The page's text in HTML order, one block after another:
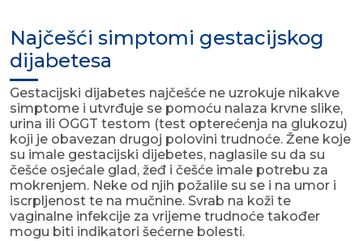
Najčešći simptomi gestacijskog
dijabetesa
Gestacijski dijabetes najčešće ne uzrokuje nikakve
simptome i utvrđuje se pomoću nalaza krvne slike,
urina ili OGGT testom (test opterećenja na glukozu)
koji je obavezan drugoj polovini trudnoće. Žene koje
su imale gestacijski dijebetes, naglasile su da su
češće osjećale glad, žeđ i češće imale potrebu za
mokrenjem. Neke od njih požalile su se i na umor i
iscrpljenost te na mučnine. Svrab na koži te
vaginalne infekcije za vrijeme trudnoće također
mogu biti indikatori šećerne bolesti.